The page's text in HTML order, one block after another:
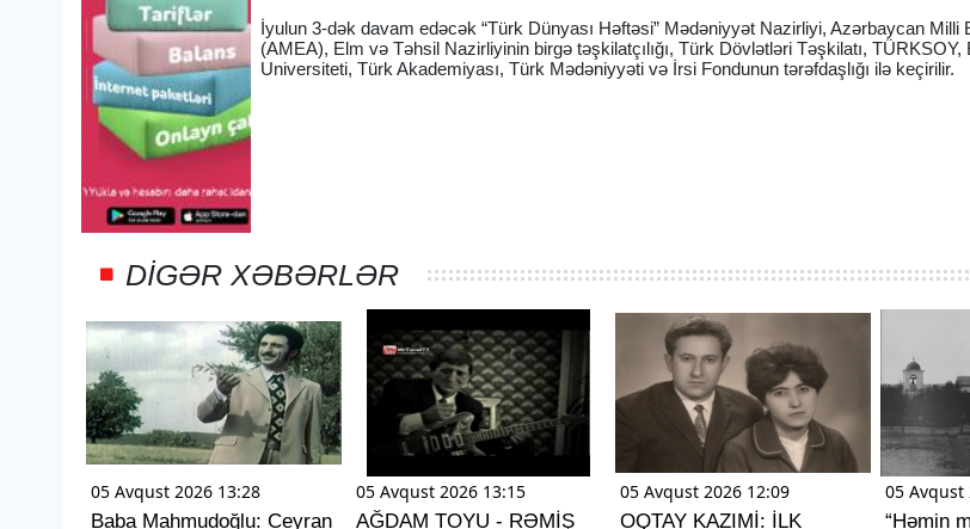
İyulun 3-dək davam edəcək “Türk Dünyası Həftəsi” Mədəniyyət Nazirliyi, Azərbaycan Milli
(AMEA), Elm və Təhsil Nazirliyinin birgə təşkilatçılığı, Türk Dövlətləri Təşkilatı, TÜRKSOY,
Universiteti, Türk Akademiyası, Türk Mədəniyyəti və İrsi Fondunun tərəfdaşlığı ilə keçirilir.
DIGƏR XƏBƏRLƏR
05 Avqust 2026 13:28
Baba Mahmudoğlu: Ceyran
05 Avqust 2026 13:15
AĞDAM TOYU - RƏMİŞ
05 Avqust 2026 12:09
OQTAY KAZIMİ: İLK
05 Avqust
“Həmin